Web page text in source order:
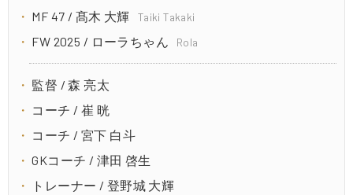
MF 47 / 髙木 大輝 Taiki Takaki
FW 2025 / ローラちゃん Rola
監督 / 森 亮太
コーチ / 崔 晄
コーチ / 宮下 白斗
GKコーチ / 津田 啓生
トレーナー / 登野城 大輝